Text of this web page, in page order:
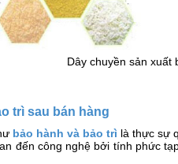
Dây chuyền sản xuất
trì sau bán hàng
bảo hành và bảo trì là thực sự
đến công nghệ bởi tính phức